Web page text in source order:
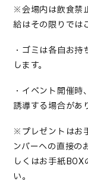
※会場内は飲食禁
給はその限りでは
・ゴミは各自お
します。
・イベント開催
誘導する場合があ
※プレゼントはお
ンバーへの直接の
しくはお手紙BOX
い。